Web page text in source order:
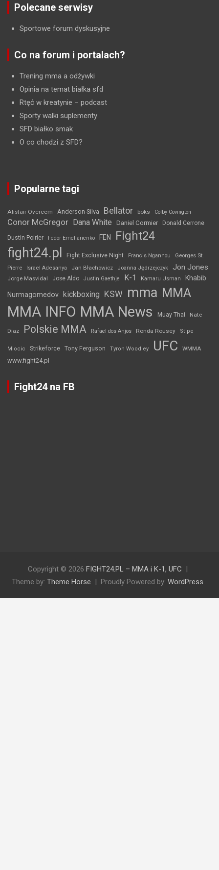
Polecane serwisy
Sportowe forum dyskusyjne
Co na forum i portalach?
Trening mma a odżywki
Opinia na temat białka sfd
Rtęć w kreatynie – podcast
Sporty walki suplementy
SFD białko smak
O co chodzi z SFD?
Popularne tagi
Alistair Overeem Anderson Silva Bellator boks Colby Covington
Conor McGregor Dana White Daniel Cormier Donald Cerrone
Dustin Poirier Fedor Emelianenko FEN Fight24
fight24.pl Fight Exclusive Night Francis Ngannou
Georges St.
Pierre
Israel Adesanya Jan Błachowicz Joanna Jędrzejczyk Jon Jones
Jorge Masvidal Jose Aldo Justin Gaethje K-1 Kamaru Usman Khabib
Nurmagomedov kickboxing KSW mma MMA
MMA INFO MMA News Muay Thai Nate
Diaz Polskie MMA Rafael dos Anjos Ronda Rousey Stipe
Miocic Strikeforce Tony Ferguson Tyron Woodley UFC WMMA
www.fight24.pl
Fight24 na FB
Copyright © 2026 FIGHT24.PL – MMA i K-1, UFC
Theme by: Theme Horse Proudly Powered by: WordPress